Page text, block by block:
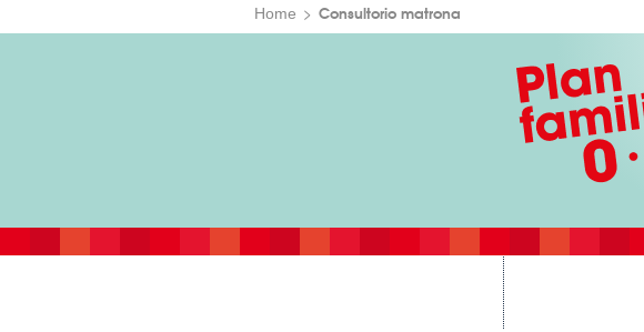
Home Consultorio matrona